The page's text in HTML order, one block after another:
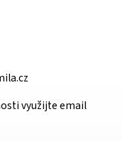
využijte email